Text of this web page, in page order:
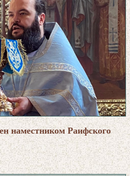
наместником Раифского